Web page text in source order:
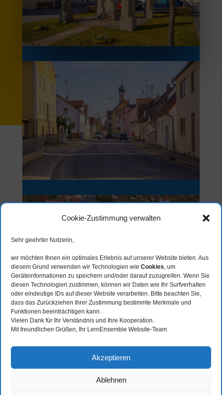
Cookie-Zustimmung verwalten
Sehr geehrter Nutzerin,
wir möchten Ihnen ein optimales Erlebnis auf unserer Website bieten. Aus
diesem Grund verwenden wir Technologien wie Cookies, um
Geräteinformationen zu speichern und/oder darauf zuzugreifen. Wenn Sie
diesen Technologien zustimmen, können wir Daten wie Ihr Surfverhalten
oder eindeutige IDs auf dieser Website verarbeiten. Bitte beachten Sie,
dass das Zurückziehen Ihrer Zustimmung bestimmte Merkmale und
Funktionen beeinträchtigen kann.
Vielen Dank für Ihr Verständnis und Ihre Kooperation.
Mit freundlichen Grüßen, Ihr LernEnsemble Website-Team
Akzeptieren
Ablehnen